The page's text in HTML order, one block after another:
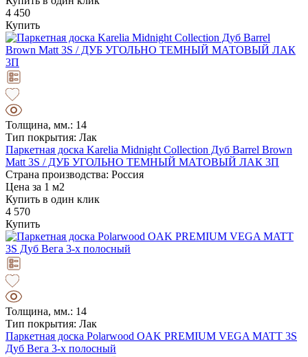
4 450
Купить
Толщина, мм.: 14
Тип покрытия: Лак
Паркетная доска Karelia Midnight Collection Дуб Barrel Brown
Matt 3S / ДУБ УГОЛЬНО ТЕМНЫЙ МАТОВЫЙ ЛАК 3П
Страна производства: Россия
Цена за 1 м2
Купить в один клик
4 570
Купить
Толщина, мм.: 14
Тип покрытия: Лак
Паркетная доска Polarwood OAK PREMIUM VEGA MATT 3S
Дуб Вега 3-х полосный